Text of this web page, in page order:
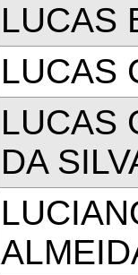
LUCAS
LUCAS
LUCAS
DA